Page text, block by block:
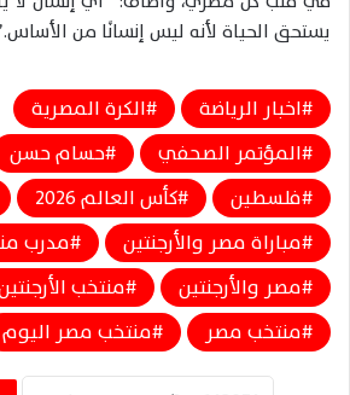
يستحق الحياة لأنه ليس إنسانًا من
اخبار الرياضة
الكرة المصرية
المؤتمر الصحفي
حسام حسن
فلسطين
كأس العالم 2026
مباراة مصر والأرجنتين
مدرب
مصر والأرجنتين
منتخب
منتخب مصر
منتخب مصر اليوم